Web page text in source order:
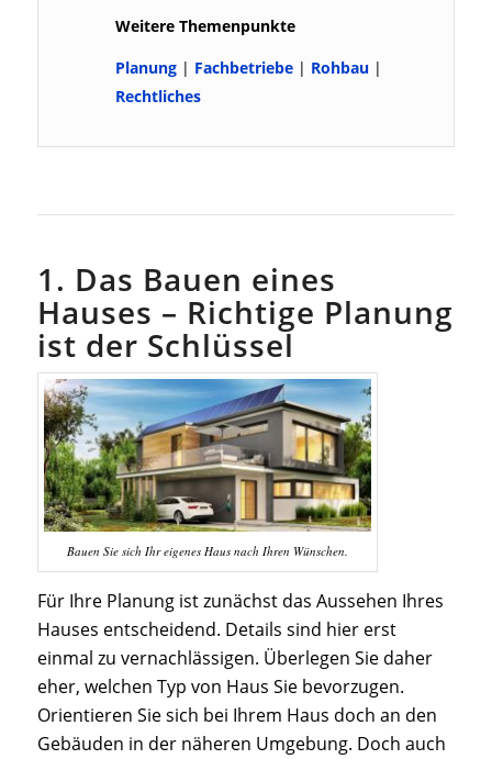
Weitere Themenpunkte
Planung| Fachbetriebe| Rohbau|
Rechtliches
1. Das Bauen eines
Hauses – Richtige Planung
ist der Schlüssel
Bauen Sie sich Ihr eigenes Haus nach Ihren Wünschen.
Für Ihre Planung ist zunächst das Aussehen Ihres
Hauses entscheidend. Details sind hier erst
einmal zu vernachlässigen. Überlegen Sie daher
eher, welchen Typ von Haus Sie bevorzugen.
Orientieren Sie sich bei Ihrem Haus doch an den
Gebäuden in der näheren Umgebung. Doch auch